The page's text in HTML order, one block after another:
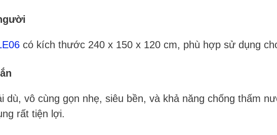
có kích thước 240 x 150 x 120 cm, phù hợp sử dụng
dù, vô cùng gọn nhẹ, siêu bền, và khả năng chống thấm
rất tiện lợi.